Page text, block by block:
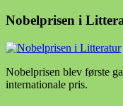
Nobelprisen i
Nobelprisen blev første
internationale pris.